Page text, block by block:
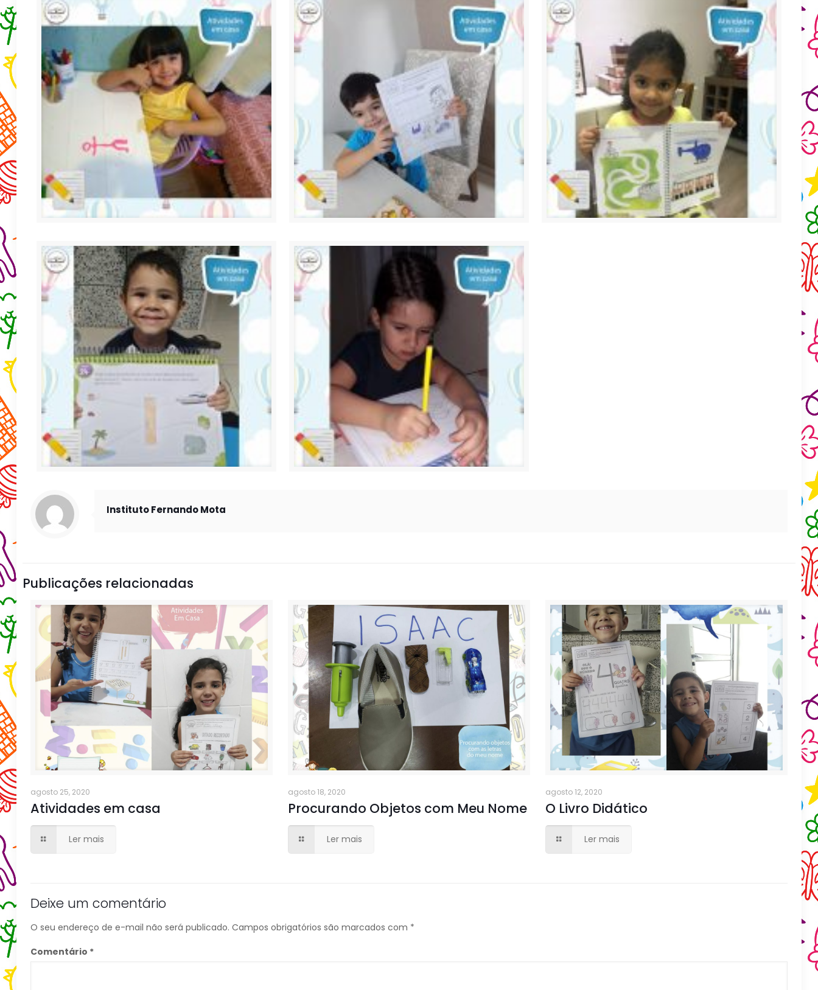
Instituto Fernando Mota
Publicações relacionadas
agosto 25, 2020
Atividades em casa
Ler mais
agosto 18, 2020
Procurando Objetos com Meu Nome
Ler mais
agosto 12, 2020
O Livro Didático
Ler mais
Deixe um comentário
O seu endereço de e-mail não será publicado. Campos obrigatórios são marcados com *
Comentário *